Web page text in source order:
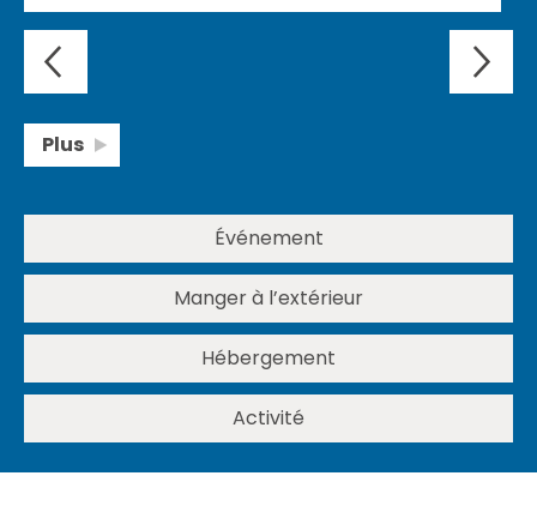
Plus
Événement
Manger à l’extérieur
Hébergement
Activité